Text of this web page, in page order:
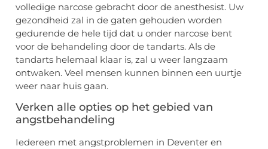
volledige narcose gebracht door de anesthesist. Uw
gezondheid zal in de gaten gehouden worden
gedurende de hele tijd dat u onder narcose bent
voor de behandeling door de tandarts. Als de
tandarts helemaal klaar is, zal u weer langzaam
ontwaken. Veel mensen kunnen binnen een uurtje
weer naar huis gaan.
Verken alle opties op het gebied van
angstbehandeling
Iedereen met angstproblemen in Deventer en